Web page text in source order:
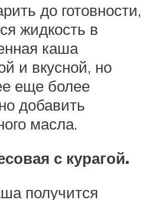
до готовности,
жидкость в
каша
и вкусной, но
еще более
добавить
масла.
с курагой.
получится